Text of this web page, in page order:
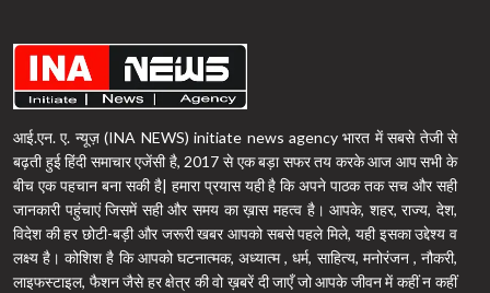
आई.एन. ए. न्यूज़ (INA NEWS) initiate news agency भारत में सबसे तेजी से
बढ़ती हुई हिंदी समाचार एजेंसी है, 2017 से एक बड़ा सफर तय करके आज आप सभी के
बीच एक पहचान बना सकी है| हमारा प्रयास यही है कि अपने पाठक तक सच और सही
जानकारी पहुंचाएं जिसमें सही और समय का ख़ास महत्व है। आपके, शहर, राज्य, देश,
विदेश की हर छोटी-बड़ी और जरूरी खबर आपको सबसे पहले मिले, यही इसका उद्देश्य व
लक्ष्य है। कोशिश है कि आपको घटनात्मक, अध्यात्म , धर्म, साहित्य, मनोरंजन , नौकरी,
लाइफस्टाइल, फैशन जैसे हर क्षेत्र की वो ख़बरें दी जाएँ जो आपके जीवन में कहीं न कहीं